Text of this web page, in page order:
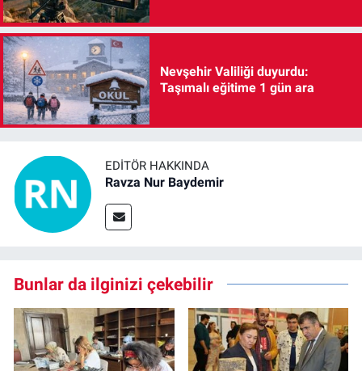
Nevşehir Valiliği duyurdu:
Taşımalı eğitime 1 gün ara
EDITÖR HAKKINDA
Ravza Nur Baydemir
Bunlar da ilginizi çekebilir